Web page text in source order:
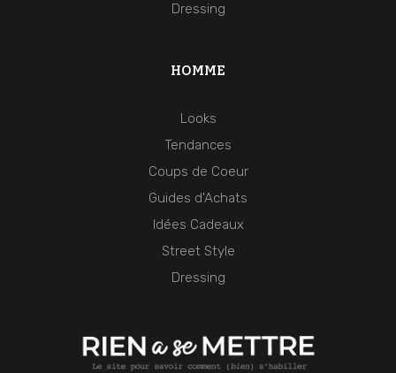
HOMME
Looks
Tendances
Coups de Coeur
Guides d'Achats
Idées Cadeaux
Street Style
Dressing
Dressing